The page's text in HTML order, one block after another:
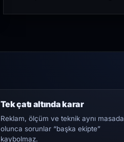
Tek çatı altında karar
Reklam, ölçüm ve teknik aynı masada
olunca sorunlar “başka ekipte”
kaybolmaz.